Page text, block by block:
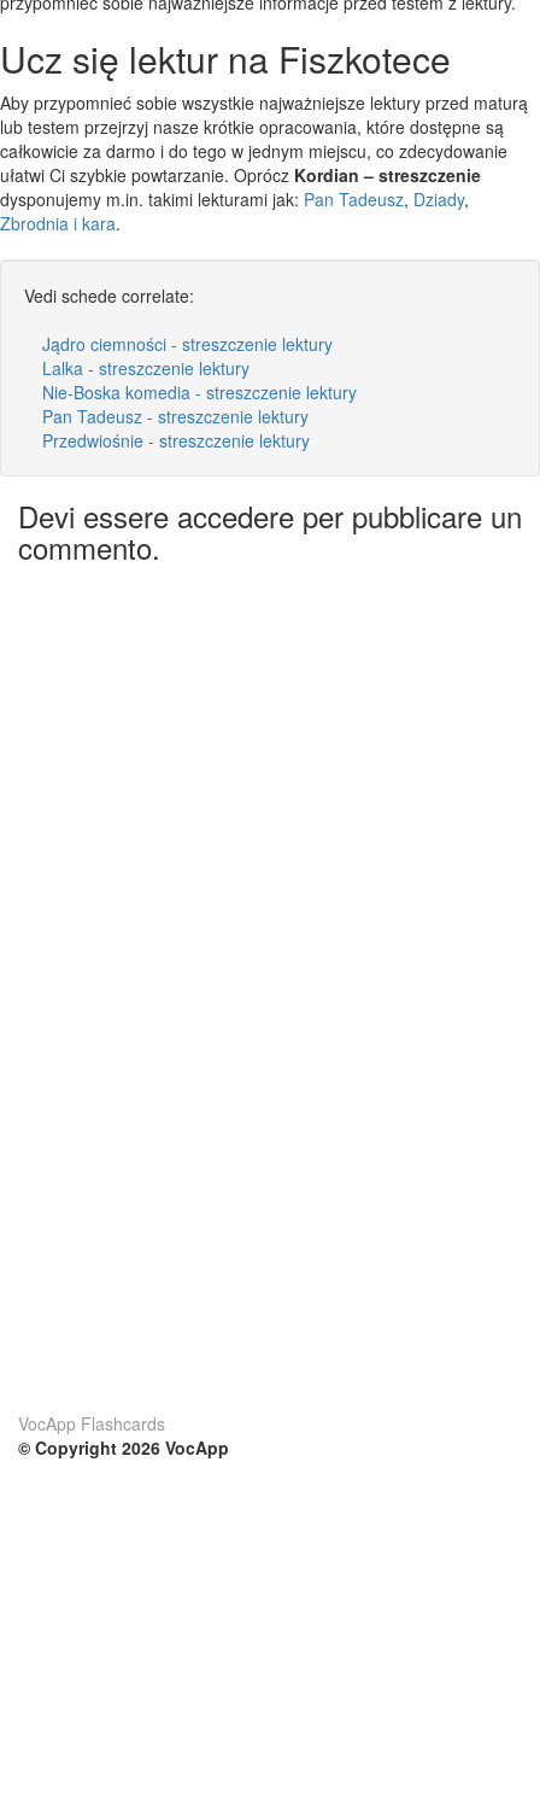
Ucz się lektur na Fiszkotece
Aby przypomnieć sobie wszystkie najważniejsze lektury przed maturą
lub testem przejrzyj nasze krótkie opracowania, które dostępne są
całkowicie za darmo i do tego w jednym miejscu, co zdecydowanie
ułatwi Ci szybkie powtarzanie. Oprócz Kordian – streszczenie
dysponujemy m.in. takimi lekturami jak: Pan Tadeusz, Dziady,
Zbrodnia i kara.
Vedi schede correlate:
Jądro ciemności - streszczenie lektury
Lalka - streszczenie lektury
Nie-Boska komedia - streszczenie lektury
Pan Tadeusz - streszczenie lektury
Przedwiośnie - streszczenie lektury
Devi essere accedere per pubblicare un
commento.
VocApp Flashcards
© Copyright 2026 VocApp